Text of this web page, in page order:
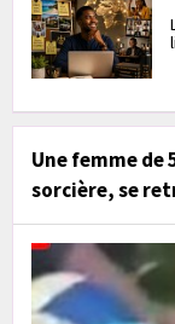
Une femme de
sorcière, se